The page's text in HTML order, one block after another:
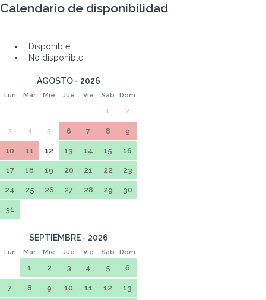
Calendario de disponibilidad
Disponible
No disponible
AGOSTO - 2026
Lun Mar Mié Jue Vie Sáb Dom
1 2
3 4 5 6 7 8 9
10 11 12 13 14 15 16
17 18 19 20 21 22 23
24 25 26 27 28 29 30
31
SEPTIEMBRE - 2026
Lun Mar Mié Jue Vie Sáb Dom
1 2 3 4 5 6
7 8 9 10 11 12 13